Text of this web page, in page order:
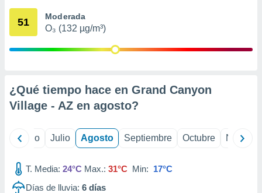
mediante
publicidad
1199
51 Moderada
O₃ (132 µg/m³)
¿Qué tiempo hace en Grand Canyon
Village - AZ en agosto?
Junio Julio Agosto Septiembre Octubre
T. Media: 24°C Max.: 31°C Min: 17°C
Días de lluvia: 6 días